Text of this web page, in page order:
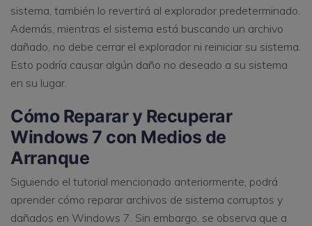
sistema, también lo revertirá al explorador predeterminado.
Además, mientras el sistema está buscando un archivo
dañado, no debe cerrar el explorador ni reiniciar su sistema.
Esto podría causar algún daño no deseado a su sistema
en su lugar.
Cómo Reparar y Recuperar
Windows 7 con Medios de
Arranque
Siguiendo el tutorial mencionado anteriormente, podrá
aprender cómo reparar archivos de sistema corruptos y
dañados en Windows 7. Sin embargo, se observa que a